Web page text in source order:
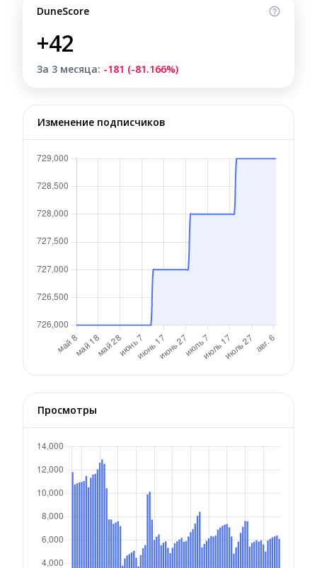
DuneScore
+42
За 3 месяца: -181 (-81.166%)
Изменение подписчиков
Просмотры